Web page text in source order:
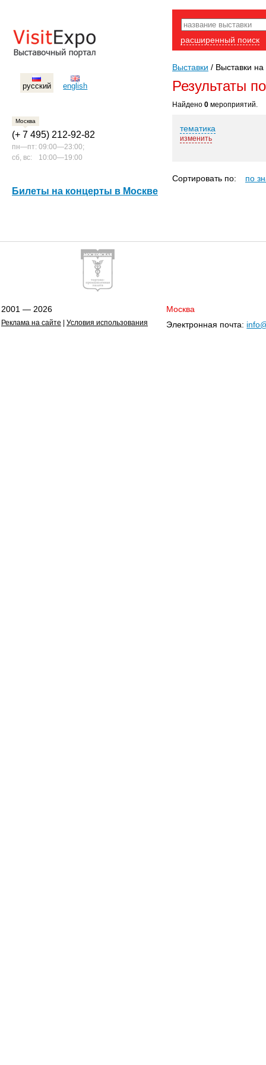
русский english
Москва
(+ 7 495) 212-92-82
пн—пт: 09:00—23:00;
сб, вс:
10:00—19:00
Билеты на концерты в Москве
расширенный поиск
Выставки / Выставки на
Результаты
Найдено 0 мероприятий.
тематика
изменить
Сортировать по: по
2001 — 2026
Реклама на сайте Условия использования
Москва
Электронная почта: